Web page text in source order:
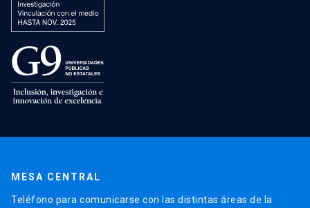
MESA CENTRAL
Teléfono para comunicarse con las distintas áreas de la